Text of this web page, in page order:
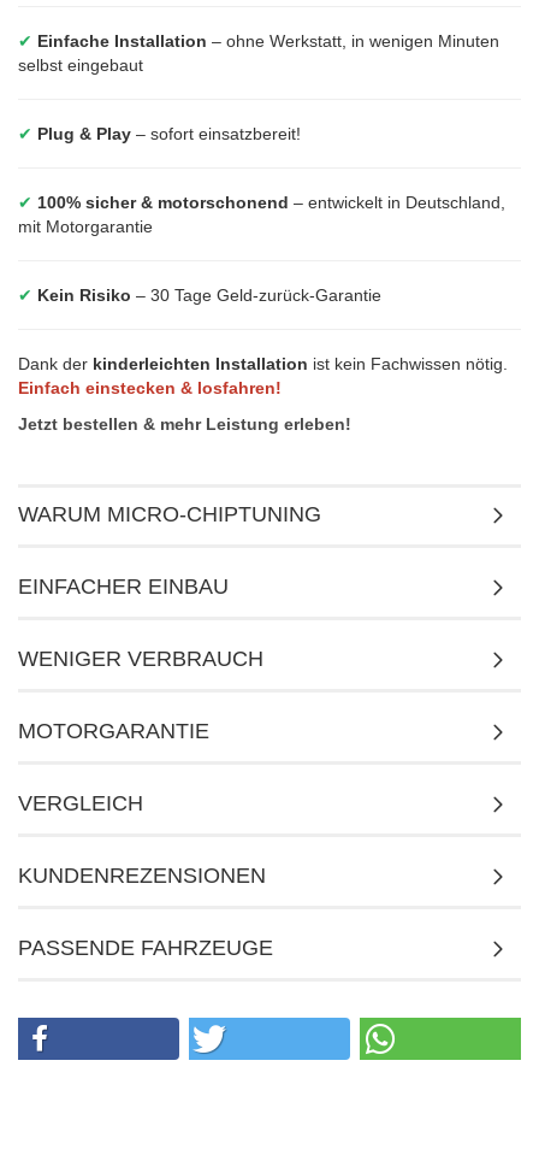
✔ Einfache Installation – ohne Werkstatt, in wenigen Minuten
selbst eingebaut
✔ Plug & Play – sofort einsatzbereit!
✔ 100% sicher & motorschonend – entwickelt in Deutschland,
mit Motorgarantie
✔ Kein Risiko – 30 Tage Geld-zurück-Garantie
Dank der kinderleichten Installation ist kein Fachwissen nötig.
Einfach einstecken & losfahren!
Jetzt bestellen & mehr Leistung erleben!
WARUM MICRO-CHIPTUNING
EINFACHER EINBAU
WENIGER VERBRAUCH
MOTORGARANTIE
VERGLEICH
KUNDENREZENSIONEN
PASSENDE FAHRZEUGE